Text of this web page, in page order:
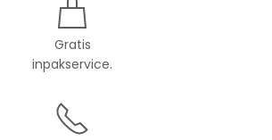
Gratis
inpakservice.